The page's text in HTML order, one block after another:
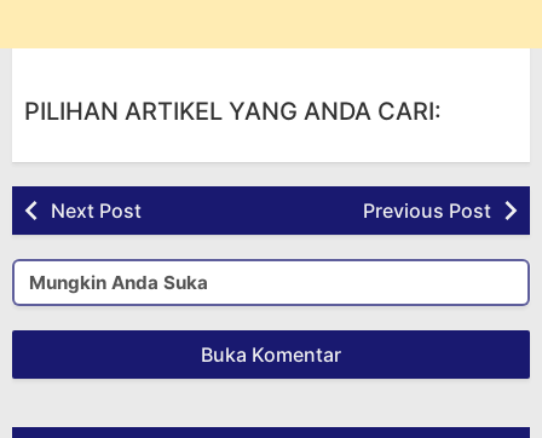
PILIHAN ARTIKEL YANG ANDA CARI:
Next Post Previous Post
Mungkin Anda Suka
Buka Komentar